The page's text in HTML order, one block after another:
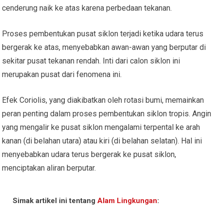
cenderung naik ke atas karena perbedaan tekanan.
Proses pembentukan pusat siklon terjadi ketika udara terus
bergerak ke atas, menyebabkan awan-awan yang berputar di
sekitar pusat tekanan rendah. Inti dari calon siklon ini
merupakan pusat dari fenomena ini.
Efek Coriolis, yang diakibatkan oleh rotasi bumi, memainkan
peran penting dalam proses pembentukan siklon tropis. Angin
yang mengalir ke pusat siklon mengalami terpental ke arah
kanan (di belahan utara) atau kiri (di belahan selatan). Hal ini
menyebabkan udara terus bergerak ke pusat siklon,
menciptakan aliran berputar.
Simak artikel ini tentangAlam Lingkungan: